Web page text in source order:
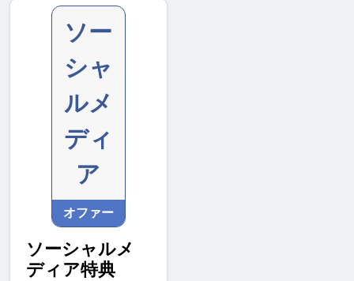
ソー
シャ
ルメ
ディ
ア
オファー
ソーシャルメ
ディア特典